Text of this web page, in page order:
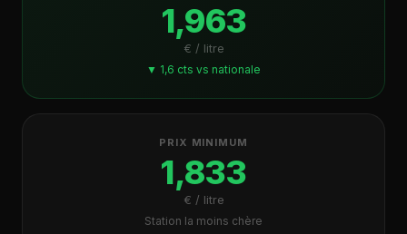
1,963
€ / litre
▼ 1,6 cts vs nationale
PRIX MINIMUM
1,833
€ / litre
Station la moins chère